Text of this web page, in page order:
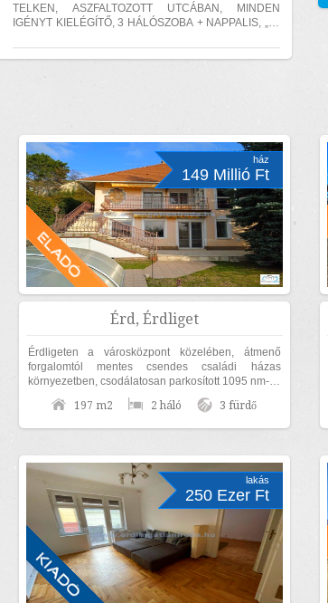
TELKEN, ASZFALTOZOTT UTCÁBAN, MINDEN
IGÉNYT KIELÉGÍTŐ, 3 HÁLÓSZOBA + NAPPALIS, „H”
HÁZ!...
ház
149 Millió Ft
Érd, Érdliget
Érdligeten a városközpont közelében, átmenő
forgalomtól mentes csendes családi házas
környezetben, csodálatosan parkosított 1095 nm-es
díszkertben, nettó 170nm lakóterületű családi...
197 m2 2 háló 3 fürdő
lakás
250 Ezer Ft